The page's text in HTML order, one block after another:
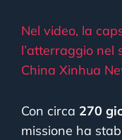
Nel video, la
l’atterraggio nel
China Xinhua
Con circa 270
missione ha